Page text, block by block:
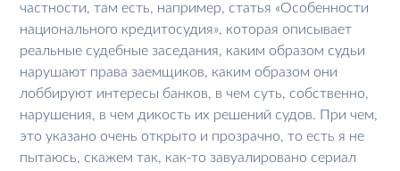
частности, там есть, например, статья «Особенности
национального кредитосудия», которая описывает
реальные судебные заседания, каким образом судьи
нарушают права заемщиков, каким образом они
лоббируют интересы банков, в чем суть, собственно,
нарушения, в чем дикость их решений судов. При чем,
это указано очень открыто и прозрачно, то есть я не
пытаюсь, скажем так, как-то завуалировано сериал